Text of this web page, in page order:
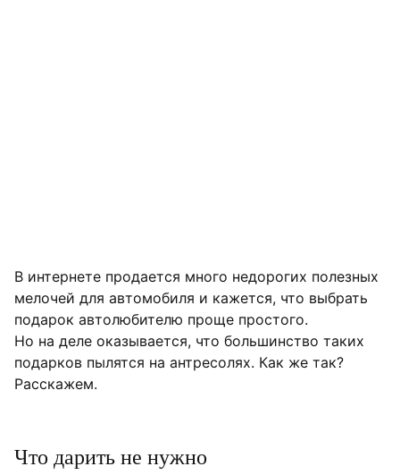
Ароматизатор для салона
В интернете продается много недорогих полезных
мелочей для автомобиля и кажется, что выбрать
подарок автолюбителю проще простого.
Но на деле оказывается, что большинство таких
подарков пылятся на антресолях. Как же так?
Расскажем.
Что дарить не нужно